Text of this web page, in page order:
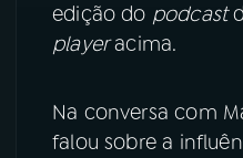
edição do podcast
playeracima.
Na conversa com
falou sobre a